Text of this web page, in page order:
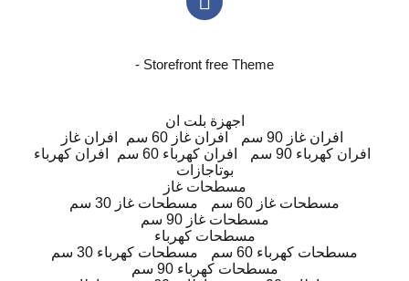
- Storefront free Theme
اجهزة بلت ان
افران غاز
افران غاز 60 سم
افران غاز 90 سم
افران كهرباء
افران كهرباء 60 سم
افران كهرباء 90 سم
بوتاجازات
مسطحات غاز
مسطحات غاز 30 سم
مسطحات غاز 60 سم
مسطحات غاز 90 سم
مسطحات كهرباء
مسطحات كهرباء 30 سم
مسطحات كهرباء 60 سم
مسطحات كهرباء 90 سم